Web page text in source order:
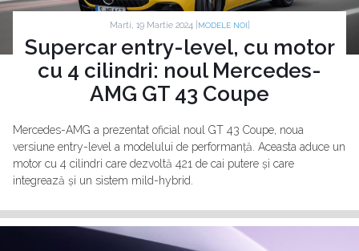
Marti, 19 Martie 2024 | MODELE NOI
Supercar entry-level, cu motor
cu 4 cilindri: noul Mercedes-
AMG GT 43 Coupe
Mercedes-AMG a prezentat oficial noul GT 43 Coupe, noua
versiune entry-level a modelului de performanță. Aceasta aduce un
motor cu 4 cilindri care dezvoltă 421 de cai putere și care
integrează și un sistem mild-hybrid.